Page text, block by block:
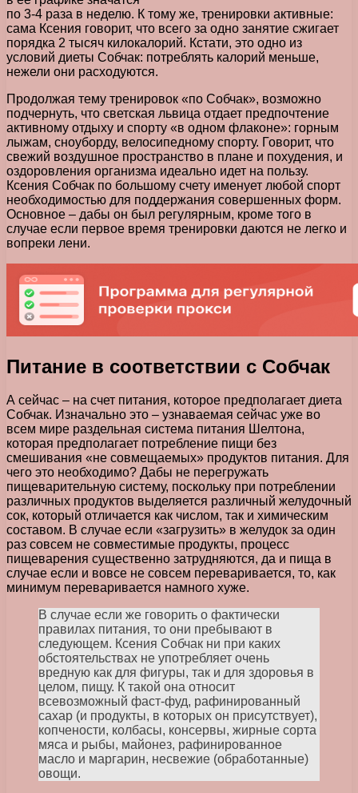
по 3-4 раза в неделю. К тому же, тренировки активные:
сама Ксения говорит, что всего за одно занятие сжигает
порядка 2 тысяч килокалорий. Кстати, это одно из
условий диеты Собчак: потреблять калорий меньше,
нежели они расходуются.
Продолжая тему тренировок «по Собчак», возможно
подчернуть, что светская львица отдает предпочтение
активному отдыху и спорту «в одном флаконе»: горным
лыжам, сноуборду, велосипедному спорту. Говорит, что
свежий воздушное пространство в плане и похудения, и
оздоровления организма идеально идет на пользу.
Ксения Собчак по большому счету именует любой спорт
необходимостью для поддержания совершенных форм.
Основное – дабы он был регулярным, кроме того в
случае если первое время тренировки даются не легко и
вопреки лени.
Питание в соответствии с Собчак
А сейчас – на счет питания, которое предполагает диета
Собчак. Изначально это – узнаваемая сейчас уже во
всем мире раздельная система питания Шелтона,
которая предполагает потребление пищи без
смешивания «не совмещаемых» продуктов питания. Для
чего это необходимо? Дабы не перегружать
пищеварительную систему, поскольку при потреблении
различных продуктов выделяется различный желудочный
сок, который отличается как числом, так и химическим
составом. В случае если «загрузить» в желудок за один
раз совсем не совместимые продукты, процесс
пищеварения существенно затрудняются, да и пища в
случае если и вовсе не совсем переваривается, то, как
минимум переваривается намного хуже.
В случае если же говорить о фактически
правилах питания, то они пребывают в
следующем. Ксения Собчак ни при каких
обстоятельствах не употребляет очень
вредную как для фигуры, так и для здоровья в
целом, пищу. К такой она относит
всевозможный фаст-фуд, рафинированный
сахар (и продукты, в которых он присутствует),
копчености, колбасы, консервы, жирные сорта
мяса и рыбы, майонез, рафинированное
масло и маргарин, несвежие (обработанные)
овощи.